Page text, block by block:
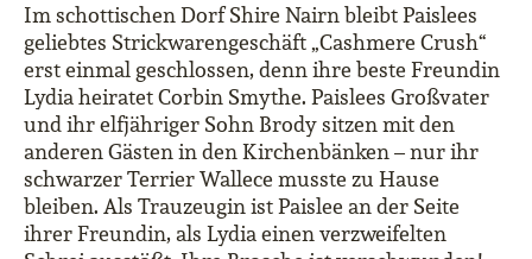
Im schottischen Dorf Shire Nairn bleibt Paislees
geliebtes Strickwarengeschäft „Cashmere Crush“
erst einmal geschlossen, denn ihre beste Freundin
Lydia heiratet Corbin Smythe. Paislees Großvater
und ihr elfjähriger Sohn Brody sitzen mit den
anderen Gästen in den Kirchenbänken – nur ihr
schwarzer Terrier Wallece musste zu Hause
bleiben. Als Trauzeugin ist Paislee an der Seite
ihrer Freundin, als Lydia einen verzweifelten